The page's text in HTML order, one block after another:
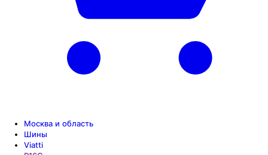
Москва и область
Шины
Viatti